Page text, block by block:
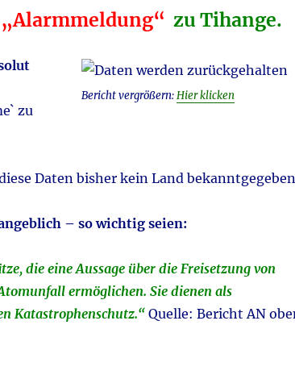
„Alarmmeldung“ zu Tihange.
Bericht vergrößern:Hier klicken
zu
Daten bisher kein Land
– so wichtig seien:
die eine Aussage über die Freisetzung von
ermöglichen. Sie dienen als
Katastrophenschutz.“Quelle: Bericht AN